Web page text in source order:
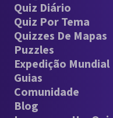
Quiz Diário
Quiz Por Tema
Quizzes De Mapas
Puzzles
Expedição Mundial
Guias
Comunidade
Blog